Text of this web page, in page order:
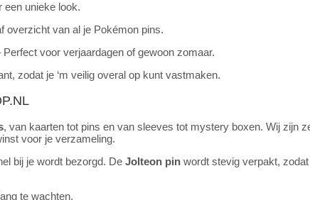
een unieke look.
overzicht van al je Pokémon pins.
Perfect voor verjaardagen of gewoon zomaar.
zodat je ‘m veilig overal op kunt vastmaken.
.NL
, van kaarten tot pins en van sleeves tot mystery boxen. Wij zijn
voor je verzameling.
bij je wordt bezorgd. De Jolteon pin wordt stevig verpakt, zodat
te wachten.